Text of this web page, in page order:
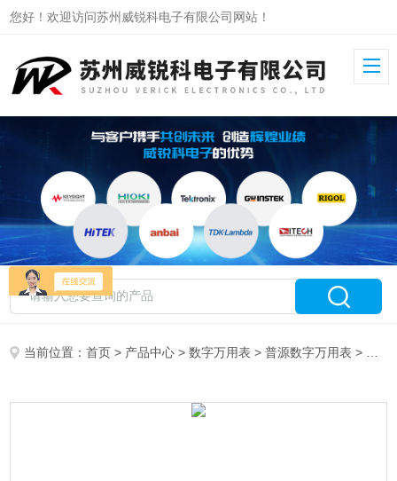
您好！欢迎访问苏州威锐科电子有限公司网站！
当前位置：首页 > 产品中心 >数字万用表 >普源数字万用表 > DM3058普源数字万用表